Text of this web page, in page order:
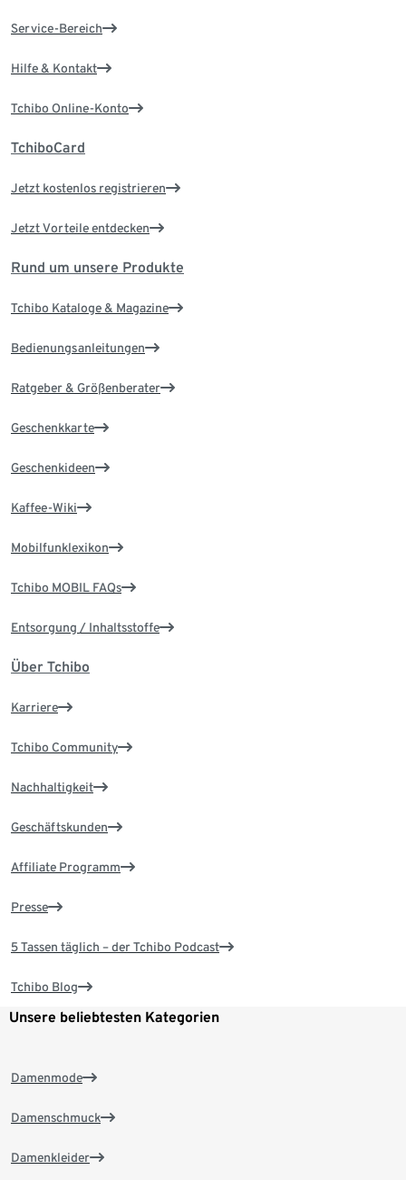
Service-Bereich
Hilfe & Kontakt
Tchibo Online-Konto
TchiboCard
Jetzt kostenlos registrieren
Jetzt Vorteile entdecken
Rund um unsere Produkte
Tchibo Kataloge & Magazine
Bedienungsanleitungen
Ratgeber & Größenberater
Geschenkkarte
Geschenkideen
Kaffee-Wiki
Mobilfunklexikon
Tchibo MOBIL FAQs
Entsorgung / Inhaltsstoffe
Über Tchibo
Karriere
Tchibo Community
Nachhaltigkeit
Geschäftskunden
Affiliate Programm
Presse
5 Tassen täglich – der Tchibo Podcast
Tchibo Blog
Unsere beliebtesten Kategorien
Damenmode
Damenschmuck
Damenkleider